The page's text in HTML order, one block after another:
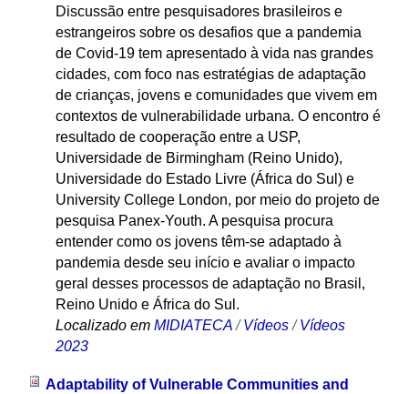
Discussão entre pesquisadores brasileiros e
estrangeiros sobre os desafios que a pandemia
de Covid-19 tem apresentado à vida nas grandes
cidades, com foco nas estratégias de adaptação
de crianças, jovens e comunidades que vivem em
contextos de vulnerabilidade urbana. O encontro é
resultado de cooperação entre a USP,
Universidade de Birmingham (Reino Unido),
Universidade do Estado Livre (África do Sul) e
University College London, por meio do projeto de
pesquisa Panex-Youth. A pesquisa procura
entender como os jovens têm-se adaptado à
pandemia desde seu início e avaliar o impacto
geral desses processos de adaptação no Brasil,
Reino Unido e África do Sul.
Localizado em MIDIATECA /Vídeos /Vídeos
2023
Adaptability of Vulnerable Communities and